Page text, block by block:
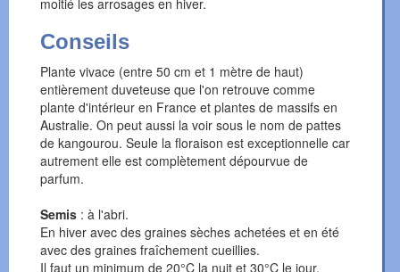
moitié les arrosages en hiver.
Conseils
Plante vivace (entre 50 cm et 1 mètre de haut)
entièrement duveteuse que l'on retrouve comme
plante d'intérieur en France et plantes de massifs en
Australie. On peut aussi la voir sous le nom de pattes
de kangourou. Seule la floraison est exceptionnelle car
autrement elle est complètement dépourvue de
parfum.
Semis : à l'abri.
En hiver avec des graines sèches achetées et en été
avec des graines fraîchement cueillies.
Il faut un minimum de 20°C la nuit et 30°C le jour,